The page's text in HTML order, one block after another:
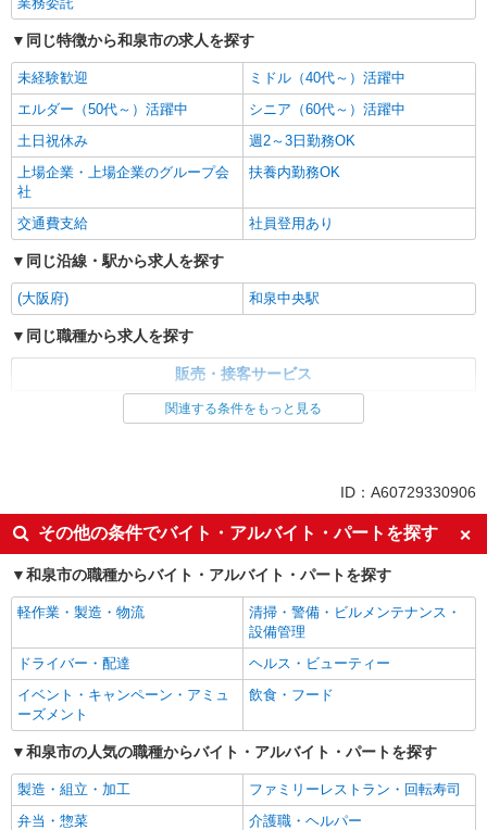
同じ特徴から和泉市の求人を探す
未経験歓迎
ミドル（40代～）活躍中
エルダー（50代～）活躍中
シニア（60代～）活躍中
土日祝休み
週2～3日勤務OK
上場企業・上場企業のグループ会
社
扶養内勤務OK
交通費支給 社員登用あり
同じ沿線・駅から求人を探す
(大阪府) 和泉中央駅
同じ職種から求人を探す
販売・接客サービス
未経験歓迎
ミドル（40代～）活躍中
土日祝休み
週2～3日勤務OK
上場企業・上場企業のグループ会
社
扶養内勤務OK
社員登用あり
関連する条件をもっと見る
ID：A60729330906
その他の条件でバイト・アルバイト・パートを探す
和泉市の職種からバイト・アルバイト・パートを探す
軽作業・製造・物流
清掃・警備・ビルメンテナンス・
設備管理
ドライバー・配達
ヘルス・ビューティー
イベント・キャンペーン・アミュ
ーズメント
飲食・フード
和泉市の人気の職種からバイト・アルバイト・パートを探す
製造・組立・加工
ファミリーレストラン・回転寿司
弁当・惣菜
介護職・ヘルパー